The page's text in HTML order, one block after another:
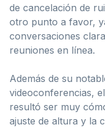
de cancelación de
otro punto a favor,
conversaciones
reuniones en línea.
Además de su
videoconferencias,
resultó ser muy
ajuste de altura y la